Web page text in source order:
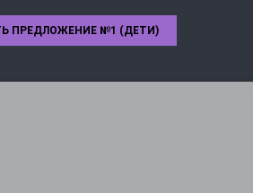
ПРЕДЛОЖЕНИЕ №1 (ДЕТИ)